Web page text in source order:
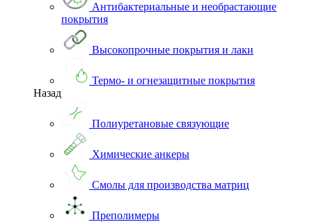
Антибактериальные и необрастающие
покрытия
Высокопрочные покрытия и лаки
Термо- и огнезащитные покрытия
Назад
Полиуретановые связующие
Химические анкеры
Смолы для производства матриц
Преполимеры